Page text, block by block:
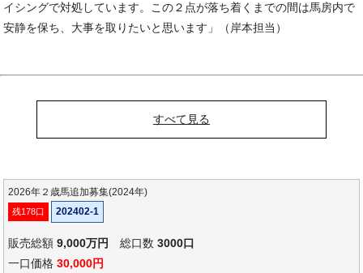
イシングで対処しています。この２点が落ち着くまでの間は馬房内で
安静を保ち、大事を取りたいと思います」（岸本担当）
すべて見る
2026年２歳馬追加募集(2024年)
残178口 202402-1
販売総額9,000万円 総口数3000口
一口価格30,000円